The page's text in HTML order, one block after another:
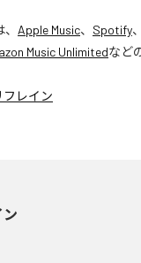
、 Apple Music、 Spotify、
Music Unlimitedなど
フレイン
ン